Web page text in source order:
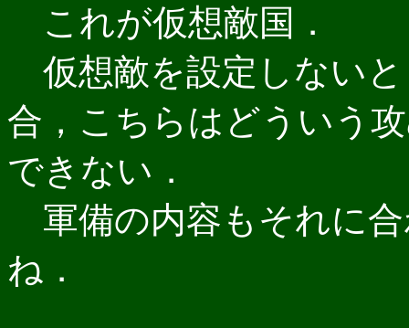
これが仮想敵国．
仮想敵を設定しない
合，こちらはどういう
できない．
軍備の内容もそれに
ね．